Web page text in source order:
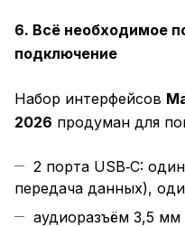
6. Всё необходимое
подключение
Набор интерфейсов
2026 продуман для
2 порта USB‑C:
передача данных),
аудиоразъём 3,5